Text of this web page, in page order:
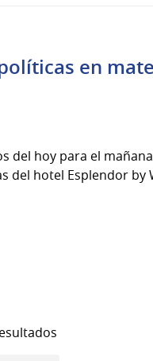
en
del hoy para el
del hotel Esplendor by